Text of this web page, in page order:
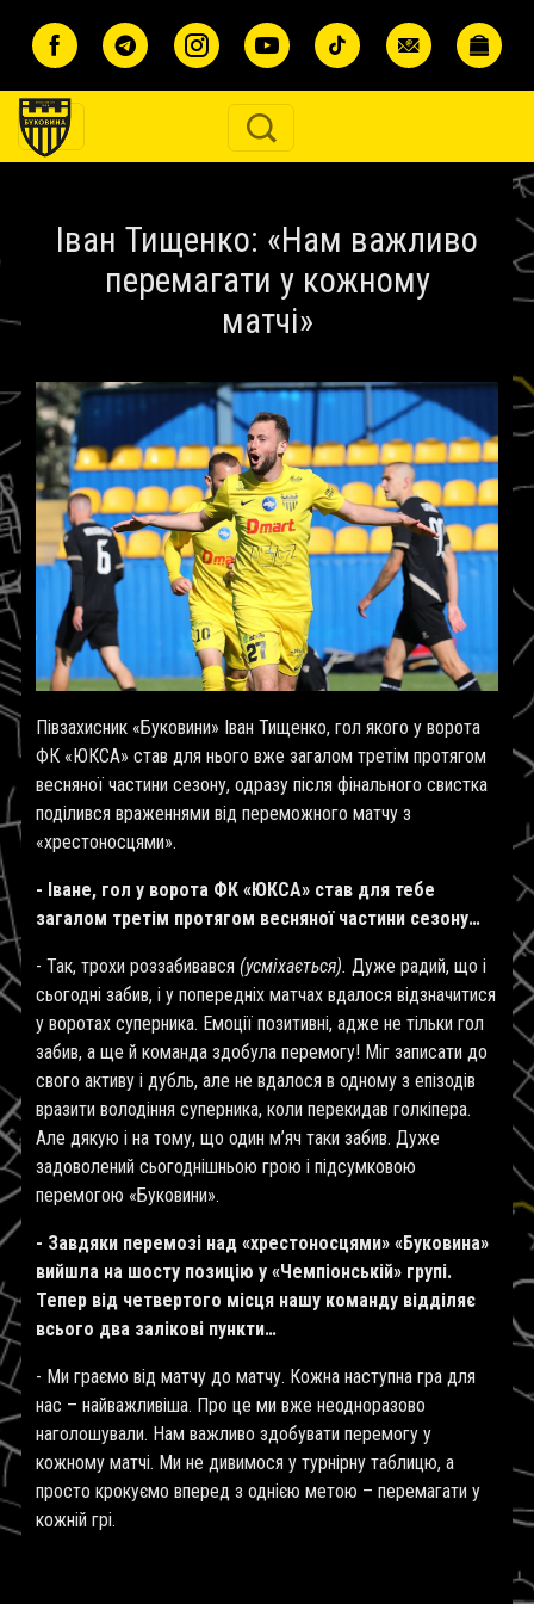
Іван Тищенко: «Нам важливо
перемагати у кожному
матчі»
Півзахисник «Буковини» Іван Тищенко, гол якого у ворота
ФК «ЮКСА» став для нього вже загалом третім протягом
весняної частини сезону, одразу після фінального свистка
поділився враженнями від переможного матчу з
«хрестоносцями».
- Іване, гол у ворота ФК «ЮКСА» став для тебе
загалом третім протягом весняної частини сезону…
- Так, трохи роззабивався (усміхається). Дуже радий, що і
сьогодні забив, і у попередніх матчах вдалося відзначитися
у воротах суперника. Емоції позитивні, адже не тільки гол
забив, а ще й команда здобула перемогу! Міг записати до
свого активу і дубль, але не вдалося в одному з епізодів
вразити володіння суперника, коли перекидав голкіпера.
Але дякую і на тому, що один м’яч таки забив. Дуже
задоволений сьогоднішньою грою і підсумковою
перемогою «Буковини».
- Завдяки перемозі над «хрестоносцями» «Буковина»
вийшла на шосту позицію у «Чемпіонській» групі.
Тепер від четвертого місця нашу команду відділяє
всього два залікові пункти…
- Ми граємо від матчу до матчу. Кожна наступна гра для
нас – найважливіша. Про це ми вже неодноразово
наголошували. Нам важливо здобувати перемогу у
кожному матчі. Ми не дивимося у турнірну таблицю, а
просто крокуємо вперед з однією метою – перемагати у
кожній грі.